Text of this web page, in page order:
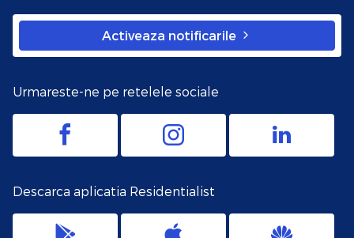
Activeaza notificarile
Urmareste-ne pe retelele sociale
Descarca aplicatia Residentialist